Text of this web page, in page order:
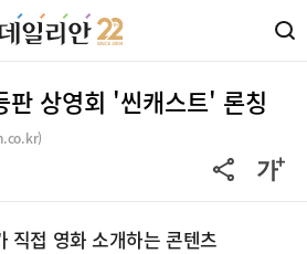
판 상영회 '씬캐스트' 론칭
직접 영화 소개하는 콘텐츠